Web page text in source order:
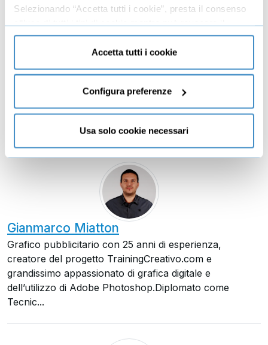
Selezionando “Accetta tutti i cookie”, presta il consenso
all’uso di tutti i tipi di cookie mentre può revocare il
consenso cliccando su “Usa solo cookie necessari” e
saranno attivati i soli cookie tecnici necessari al corretto
funzionamento del sito.
Accetta tutti i cookie
Configura preferenze
Usa solo cookie necessari
Mirko D'Isidoro
Consulente web marketing, SEO e web designer
master post universitari per formare ragazzi a
diventare SEO expert, web designer, web marketer o
Gianmarco Miatton
Grafico pubblicitario con 25 anni di esperienza,
creatore del progetto TrainingCreativo.com e
grandissimo appassionato di grafica digitale e
dell’utilizzo di Adobe Photoshop.Diplomato come
Tecnic...